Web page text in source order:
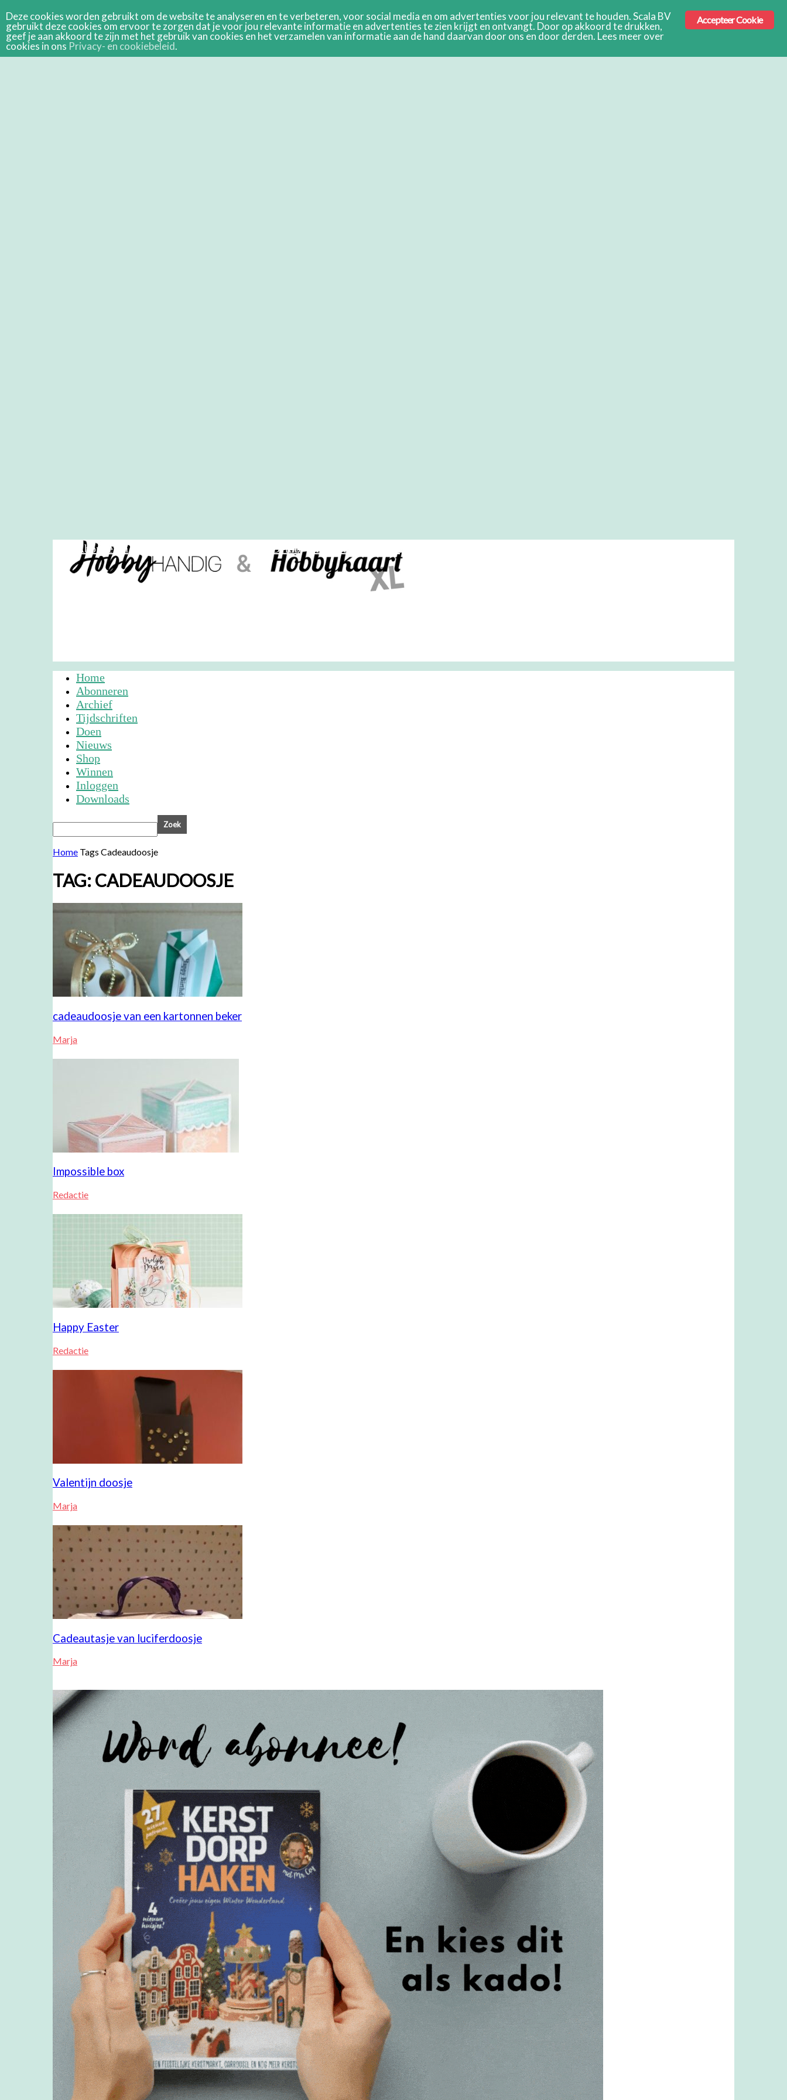
Abonneren Demo Archief
Home
Abonneren
Archief
Tijdschriften
Doen
Nieuws
Shop
Winnen
Inloggen
Downloads
Home Tags Cadeaudoosje
TAG: CADEAUDOOSJE
cadeaudoosje van een kartonnen beker
Marja
Impossible box
Redactie
Happy Easter
Redactie
Valentijn doosje
Marja
Cadeautasje van luciferdoosje
Marja
Accepteer Cookie
Deze cookies worden gebruikt om de website te analyseren en te verbeteren, voor social media en om advertenties voor jou relevant te houden. Scala BV
gebruikt deze cookies om ervoor te zorgen dat je voor jou relevante informatie en advertenties te zien krijgt en ontvangt. Door op akkoord te drukken,
geef je aan akkoord te zijn met het gebruik van cookies en het verzamelen van informatie aan de hand daarvan door ons en door derden. Lees meer over
cookies in ons Privacy- en cookiebeleid.